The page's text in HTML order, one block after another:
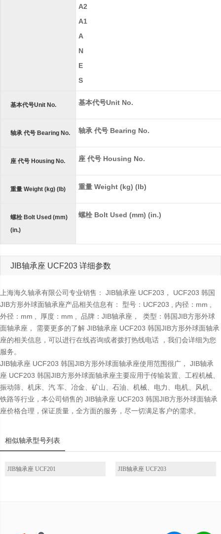
A2
A1
A
N
E
S
基本代号Unit No. 基本代号Unit No.
轴承 代号 Bearing No. 轴承 代号 Bearing No.
座 代号 Housing No. 座 代号 Housing No.
重量 Weight (kg) (lb) 重量 Weight (kg) (lb)
螺栓 Bolt Used (mm)
(in.)
螺栓 Bolt Used (mm) (in.)
JIB轴承座 UCF203 详细参数
上海海久轴承有限公司专业销售： JIB轴承座 UCF203， UCF203 韩国
JIB方形外球面轴承座产品相关信息有： 型号：UCF203 , 内径：mm ,
外径：mm , 厚度：mm , 品牌：JIB轴承座， 类型：韩国JIB方形外球
面轴承座， 需要更多的了解 JIB轴承座 UCF203 韩国JIB方形外球面轴承
座的相关信息，可以进行在线咨询或者拨打热线电话 ，我们会详细为您
服务。
JIB轴承座 UCF203 韩国JIB方形外球面轴承座使用范围很广， JIB轴承
座 UCF203 韩国JIB方形外球面轴承座主要应用于传输装置、工程机械、
振动筛、机床、汽 车、冶金、矿山、石油、机械、电力、电机、风机、
铁路等行业，本公司销售的 JIB轴承座 UCF203 韩国JIB方形外球面轴承
座价格合理，保证质量，全方面的服务，尽一切满足客户的需求。
相似轴承型号列表
JIB轴承座 UCF201 JIB轴承座 UCF203